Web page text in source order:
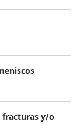
fracturas y/o